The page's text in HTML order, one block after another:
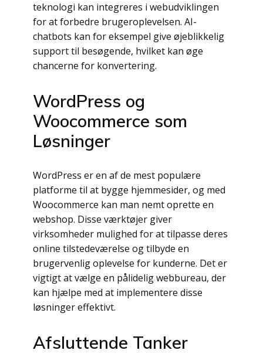
teknologi kan integreres i webudviklingen
for at forbedre brugeroplevelsen. AI-
chatbots kan for eksempel give øjeblikkelig
support til besøgende, hvilket kan øge
chancerne for konvertering.
WordPress og
Woocommerce som
Løsninger
WordPress er en af de mest populære
platforme til at bygge hjemmesider, og med
Woocommerce kan man nemt oprette en
webshop. Disse værktøjer giver
virksomheder mulighed for at tilpasse deres
online tilstedeværelse og tilbyde en
brugervenlig oplevelse for kunderne. Det er
vigtigt at vælge en pålidelig webbureau, der
kan hjælpe med at implementere disse
løsninger effektivt.
Afsluttende Tanker